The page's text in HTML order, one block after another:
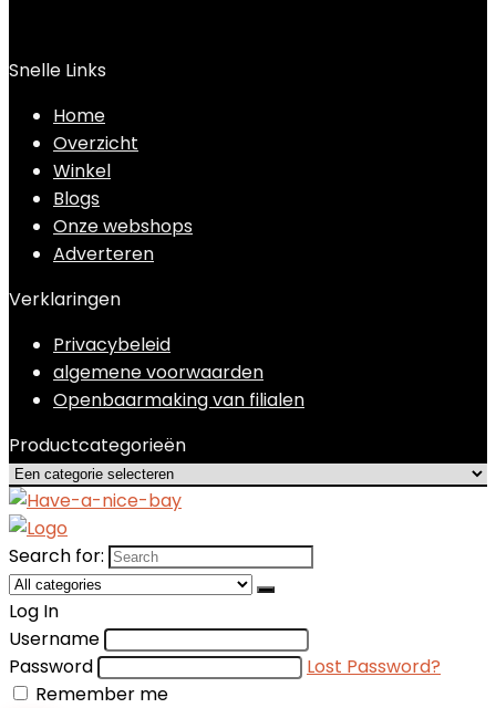
Snelle Links
Home
Overzicht
Winkel
Blogs
Onze webshops
Adverteren
Verklaringen
Privacybeleid
algemene voorwaarden
Openbaarmaking van filialen
Productcategorieën
Search for:
Log In
Username
Password
Lost Password?
Remember me